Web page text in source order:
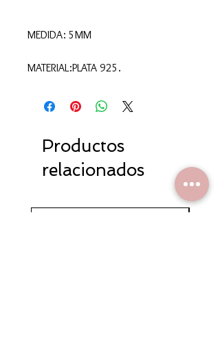
MEDIDA: 5MM
MATERIAL:PLATA 925.
Productos
relacionados